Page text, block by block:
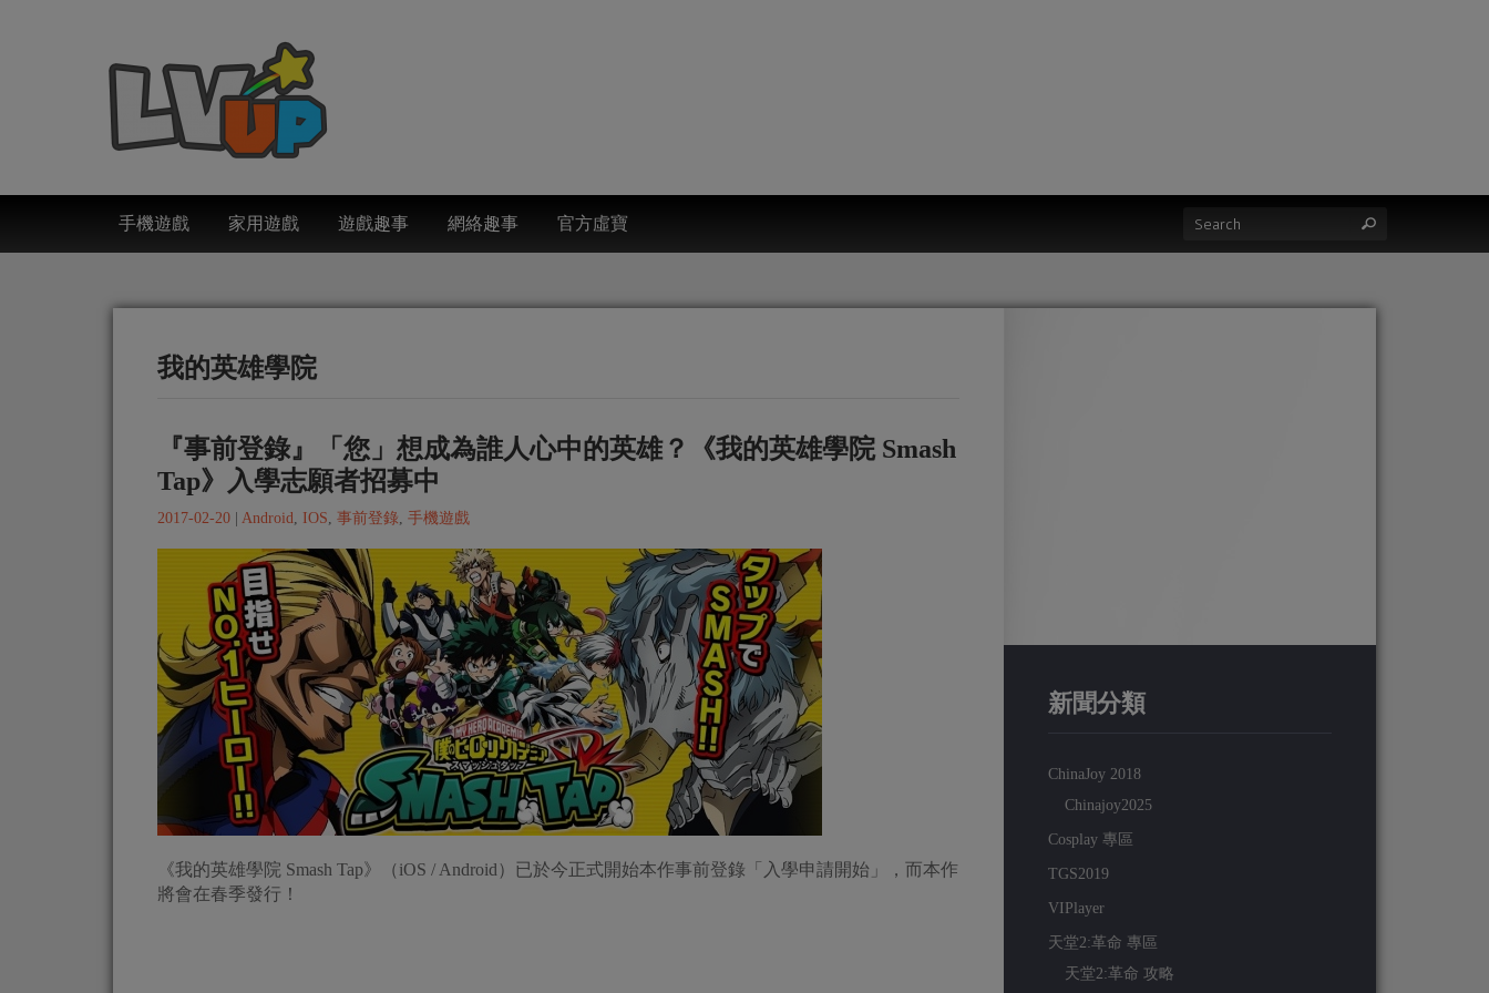
手機遊戲 家用遊戲 遊戲趣事 網絡趣事 官方虛寶
我的英雄學院
『事前登錄』「您」想成為誰人心中的英雄？《我的英雄學院 Smash
Tap》入學志願者招募中
2017-02-20 Android, IOS, 事前登錄, 手機遊戲
《我的英雄學院 Smash Tap》（iOS / Android）已於今正式開始本作事前登錄「入學申請開始」，而本作
將會在春季發行！
新聞分類
ChinaJoy 2018
Chinajoy2025
Cosplay 專區
TGS2019
VIPlayer
天堂2:革命 專區
天堂2:革命 攻略